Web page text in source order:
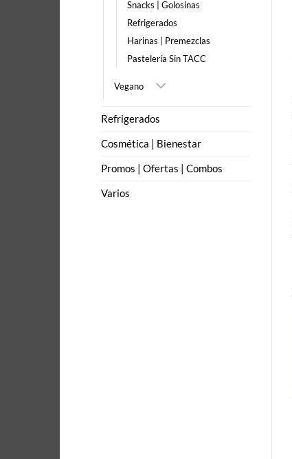
Snacks | Golosinas
Refrigerados
Harinas | Premezclas
Pastelería Sin TACC
Vegano
Refrigerados
Cosmética | Bienestar
Promos | Ofertas | Combos
Varios